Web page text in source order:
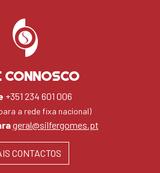
CONNOSCO
+351 234 601 006
a rede fixa nacional)
geral@silfergomes.pt
CONTACTOS